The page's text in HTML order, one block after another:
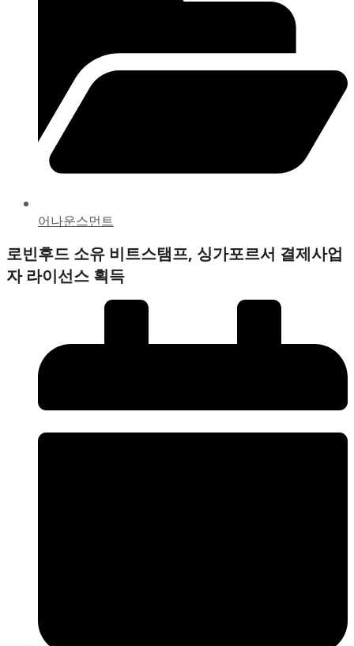
어나운스먼트
로빈후드 소유 비트스탬프, 싱가포르서 결제사업
자 라이선스 획득